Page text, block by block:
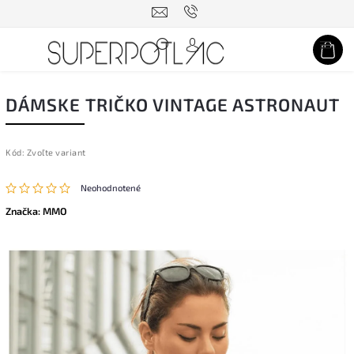
Hľadať
DÁMSKE TRIČKO VINTAGE ASTRONAUT
Kód: Zvoľte variant
Neohodnotené
Značka:MMO